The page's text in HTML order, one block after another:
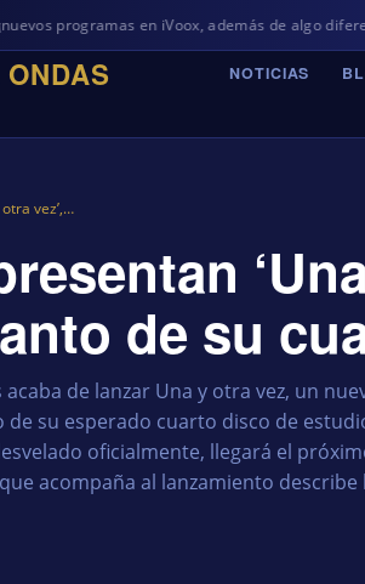
en iVoox, además de algo diferente en
ONDAS NOTICIAS
vez’,…
de su
de lanzar Una y otra vez, un
su esperado cuarto disco de
oficialmente, llegará el
acompaña al lanzamiento describe